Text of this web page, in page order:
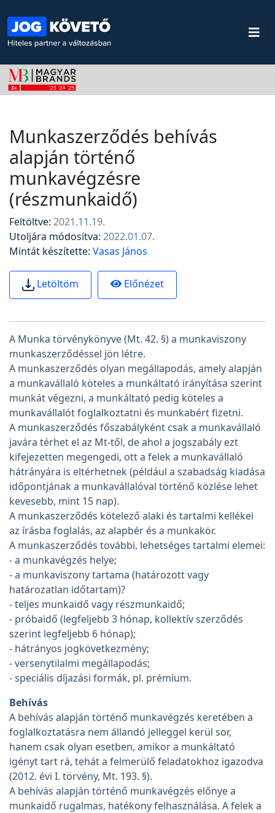
Munkaszerződés behívás
alapján történő
munkavégzésre
(részmunkaidő)
Feltöltve: 2021.11.19.
Utoljára módosítva: 2022.01.07.
Mintát készítette: Vasas János
Letöltöm Előnézet
A Munka törvénykönyve (Mt. 42. §) a munkaviszony
munkaszerződéssel jön létre.
A munkaszerződés olyan megállapodás, amely alapján
a munkavállaló köteles a munkáltató irányítása szerint
munkát végezni, a munkáltató pedig köteles a
munkavállalót foglalkoztatni és munkabért fizetni.
A munkaszerződés főszabályként csak a munkavállaló
javára térhet el az Mt-től, de ahol a jogszabály ezt
kifejezetten megengedi, ott a felek a munkavállaló
hátrányára is eltérhetnek (például a szabadság kiadása
időpontjának a munkavállalóval történő közlése lehet
kevesebb, mint 15 nap).
A munkaszerződés kötelező alaki és tartalmi kellékei
az írásba foglalás, az alapbér és a munkakör.
A munkaszerződés további, lehetséges tartalmi elemei:
- a munkavégzés helye;
- a munkaviszony tartama (határozott vagy
határozatlan időtartam)?
- teljes munkaidő vagy részmunkaidő;
- próbaidő (legfeljebb 3 hónap, kollektív szerződés
szerint legfeljebb 6 hónap);
- hátrányos jogkövetkezmény;
- versenytilalmi megállapodás;
- speciális díjazási formák, pl. prémium.
Behívás
A behívás alapján történő munkavégzés keretében a
foglalkoztatásra nem állandó jelleggel kerül sor,
hanem csak olyan esetben, amikor a munkáltató
igényt tart rá, tehát a felmerülő feladatokhoz igazodva
(2012. évi I. törvény, Mt. 193. §).
A behívás alapján történő munkavégzés előnye a
munkaidő rugalmas, hatékony felhasználása. A felek a